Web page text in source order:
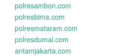
polresambon.com
polresbima.com
polresmataram.com
polresdumai.com
antamjakarta.com